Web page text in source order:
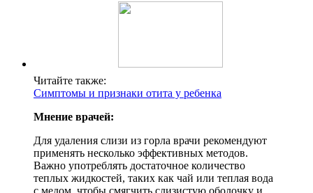
Читайте также:
Симптомы и признаки отита у ребенка
Мнение врачей:
Для удаления слизи из горла врачи рекомендуют
применять несколько эффективных методов.
Важно употреблять достаточное количество
теплых жидкостей, таких как чай или теплая вода
с медом, чтобы смягчить слизистую оболочку и